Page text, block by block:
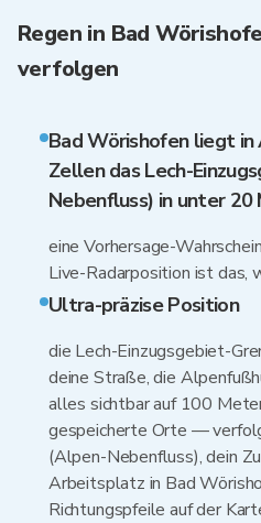
Regen in Bad
verfolgen
Bad Wörishofen liegt
Zellen das Lech-
Nebenfluss) in unter
eine Vorhersage-
Live-Radarposition ist das,
Ultra-präzise Position
die Lech-Einzugsgebiet-
deine Straße, die
alles sichtbar auf 100
gespeicherte Orte —
(Alpen-Nebenfluss), dein
Arbeitsplatz in Bad
Richtungspfeile auf der